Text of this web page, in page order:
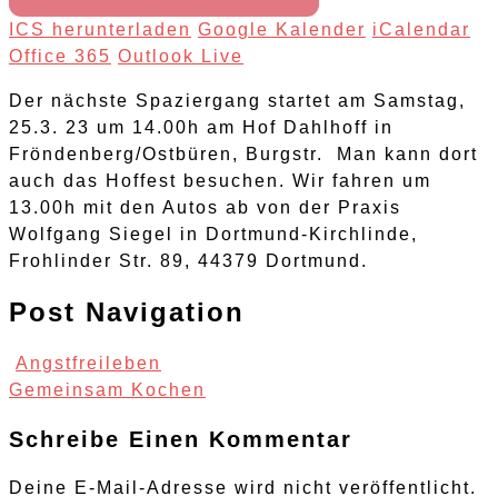
ICS herunterladen Google Kalender iCalendar
Office 365 Outlook Live
Der nächste Spaziergang startet am Samstag,
25.3. 23 um 14.00h am Hof Dahlhoff in
Fröndenberg/Ostbüren, Burgstr. Man kann dort
auch das Hoffest besuchen. Wir fahren um
13.00h mit den Autos ab von der Praxis
Wolfgang Siegel in Dortmund-Kirchlinde,
Frohlinder Str. 89, 44379 Dortmund.
Post Navigation
Angstfreileben
Gemeinsam Kochen
Schreibe Einen Kommentar
Deine E-Mail-Adresse wird nicht veröffentlicht.